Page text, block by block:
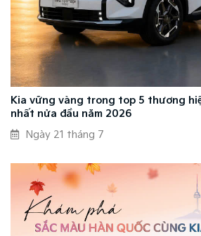
Kia vững vàng trong top 5 thương
nhất nửa đầu năm 2026
Ngày 21 tháng 7